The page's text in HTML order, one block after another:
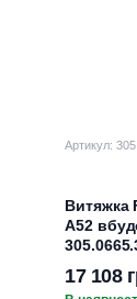
Артикул:
Витяжка
A52
17 108